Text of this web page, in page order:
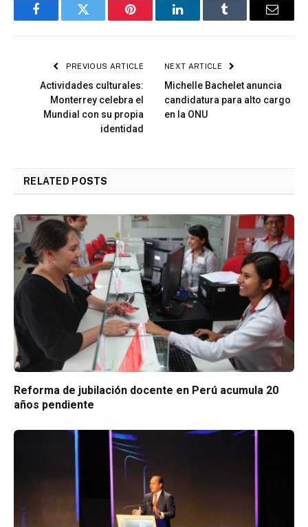
FacebookTwitter Pinterest LinkedInTumblr Email
PREVIOUS ARTICLE
Actividades culturales:
Monterrey celebra el
Mundial con su propia
identidad
NEXT ARTICLE
Michelle Bachelet anuncia
candidatura para alto cargo
en la ONU
RELATED POSTS
Reforma de jubilación docente en Perú acumula 20
años pendiente